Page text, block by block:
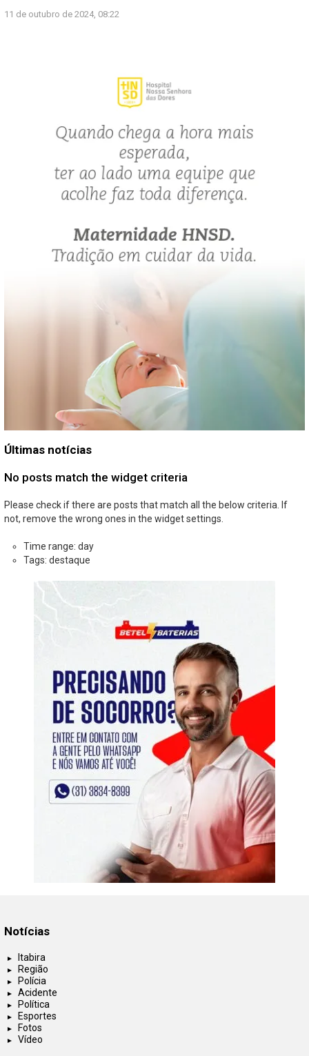
11 de outubro de 2024, 08:22
Últimas notícias
No posts match the widget criteria
Please check if there are posts that match all the below criteria. If
not, remove the wrong ones in the widget settings.
Time range: day
Tags: destaque
Notícias
Itabira
Região
Polícia
Acidente
Política
Esportes
Fotos
Vídeo